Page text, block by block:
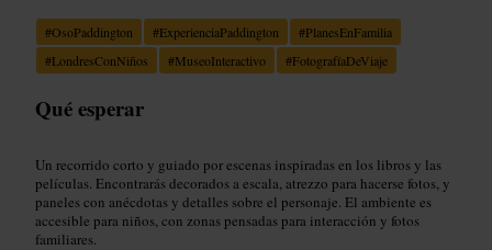
#OsoPaddington #ExperienciaPaddington #PlanesEnFamilia
#LondresConNiños #MuseoInteractivo #FotografíaDeViaje
Qué esperar
Un recorrido corto y guiado por escenas inspiradas en los libros y las
películas. Encontrarás decorados a escala, atrezzo para hacerse fotos, y
paneles con anécdotas y detalles sobre el personaje. El ambiente es
accesible para niños, con zonas pensadas para interacción y fotos
familiares.